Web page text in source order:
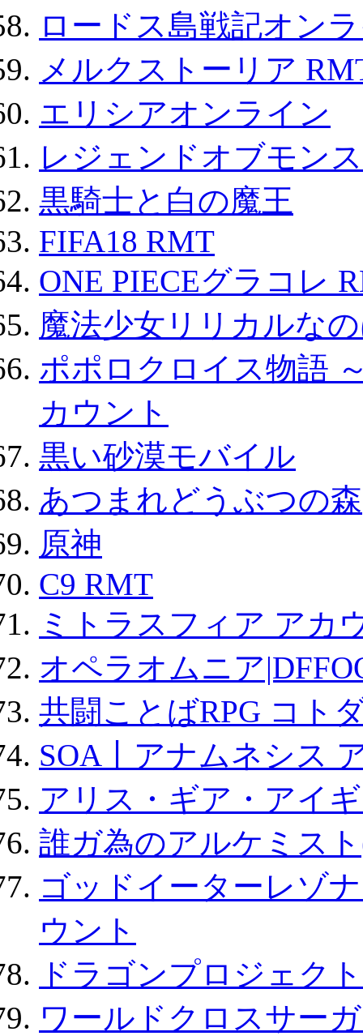
ロードス島戦記オン
メルクストーリア
エリシアオンライン
レジェンドオブモン
黒騎士と白の魔王
FIFA18 RMT
ONE PIECEグラコレ
魔法少女リリカルな
ポポロクロイス物語
カウント
黒い砂漠モバイル
あつまれどうぶつの森
原神
C9 RMT
ミトラスフィア アカ
オペラオムニア
共闘ことばRPG コト
SOA丨アナムネシス
アリス・ギア・アイ
誰ガ為のアルケミス
ゴッドイーターレゾ
ウント
ドラゴンプロジェク
ワールドクロスサー